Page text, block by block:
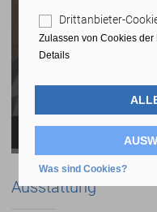
Video
Drittanbieter-
Ausstattung
Drittanbieter-
Zulassen von Cookies
Details
Was sind Cookies?